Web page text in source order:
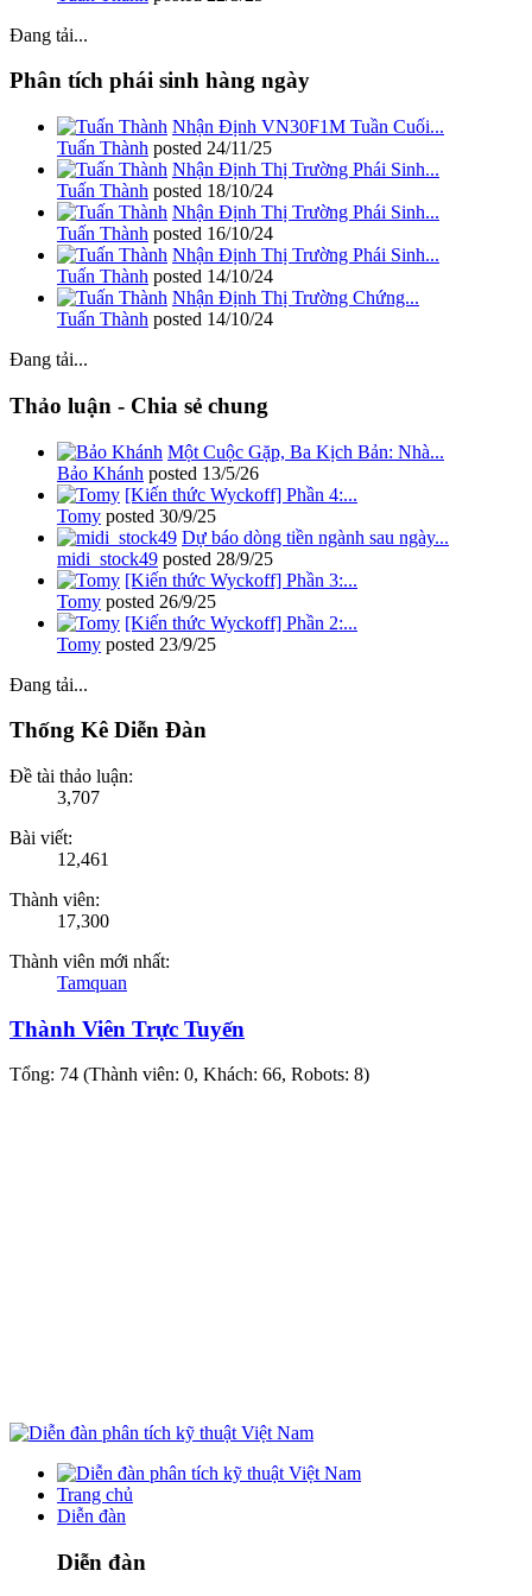
Đang tải...
Phân tích phái sinh hàng ngày
Nhận Định VN30F1M Tuần Cuối...
Tuấn Thành posted 24/11/25
Nhận Định Thị Trường Phái Sinh...
Tuấn Thành posted 18/10/24
Nhận Định Thị Trường Phái Sinh...
Tuấn Thành posted 16/10/24
Nhận Định Thị Trường Phái Sinh...
Tuấn Thành posted 14/10/24
Nhận Định Thị Trường Chứng...
Tuấn Thành posted 14/10/24
Đang tải...
Thảo luận - Chia sẻ chung
Một Cuộc Gặp, Ba Kịch Bản: Nhà...
Bảo Khánh posted 13/5/26
[Kiến thức Wyckoff] Phần 4:...
Tomy posted 30/9/25
Dự báo dòng tiền ngành sau ngày...
midi_stock49 posted 28/9/25
[Kiến thức Wyckoff] Phần 3:...
Tomy posted 26/9/25
[Kiến thức Wyckoff] Phần 2:...
Tomy posted 23/9/25
Đang tải...
Thống Kê Diễn Đàn
Đề tài thảo luận:
3,707
Bài viết:
12,461
Thành viên:
17,300
Thành viên mới nhất:
Tamquan
Thành Viên Trực Tuyến
Tổng: 74 (Thành viên: 0, Khách: 66, Robots: 8)
Trang chủ
Diễn đàn
Diễn đàn